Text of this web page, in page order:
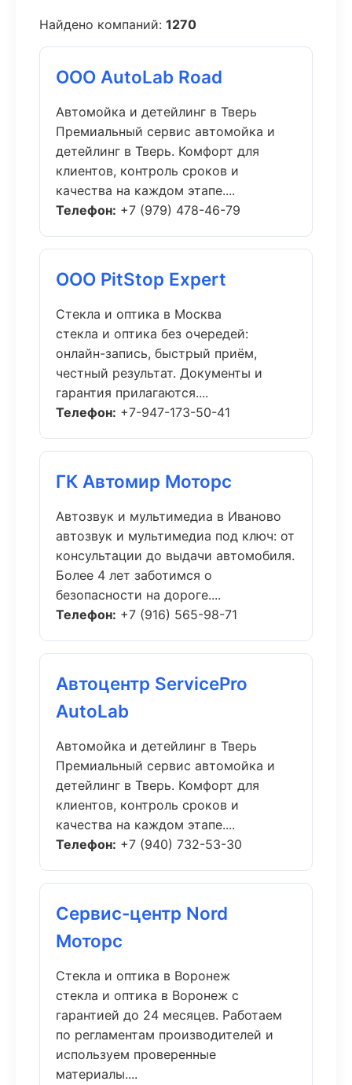
Найдено компаний: 1270
ООО AutoLab Road
Автомойка и детейлинг в Тверь
Премиальный сервис автомойка и
детейлинг в Тверь. Комфорт для
клиентов, контроль сроков и
качества на каждом этапе....
Телефон: +7 (979) 478-46-79
ООО PitStop Expert
Стекла и оптика в Москва
стекла и оптика без очередей:
онлайн-запись, быстрый приём,
честный результат. Документы и
гарантия прилагаются....
Телефон: +7-947-173-50-41
ГК Автомир Моторс
Автозвук и мультимедиа в Иваново
автозвук и мультимедиа под ключ: от
консультации до выдачи автомобиля.
Более 4 лет заботимся о
безопасности на дороге....
Телефон: +7 (916) 565-98-71
Автоцентр ServicePro
AutoLab
Автомойка и детейлинг в Тверь
Премиальный сервис автомойка и
детейлинг в Тверь. Комфорт для
клиентов, контроль сроков и
качества на каждом этапе....
Телефон: +7 (940) 732-53-30
Сервис-центр Nord
Моторс
Стекла и оптика в Воронеж
стекла и оптика в Воронеж с
гарантией до 24 месяцев. Работаем
по регламентам производителей и
используем проверенные
материалы....